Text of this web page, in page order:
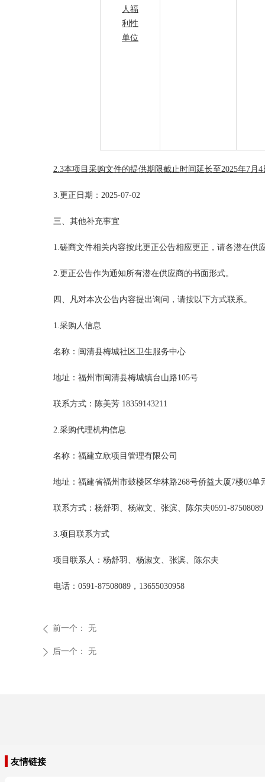
人福
利性
单位
2.3本项目 采购文件的提供期限截止时间 延长至2025年7月 4
3.更正日期： 2025-07-02
三、其他补充事宜
1.磋商文件相关内容按此更正公告相应更正，请各潜在供
2.更正公告作为通知所有潜在供应商的书面形式。
四、凡对本次公告内容提出询问，请按以下方式联系。
1.采购人信息
名称：闽清县梅城社区卫生服务中心
地址：福州市闽清县梅城镇台山路105号
联系方式：陈美芳 18359143211
2.采购代理机构信息
名称：福建立欣项目管理有限公司
地址：福建省福州市鼓楼区华林路268号侨益大厦7楼03单
联系方式：杨舒羽、杨淑文、张滨、陈尔夫0591-
3.项目联系方式
项目联系人：杨舒羽、杨淑文、张滨、陈尔夫
电话： 0591-87508089，13655030958
ꄴ 前一个： 无
ꄲ 后一个： 无
友情链接